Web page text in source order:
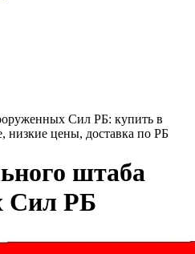
Сил РБ: купить в
низкие цены, доставка по РБ
штаба
Сил РБ